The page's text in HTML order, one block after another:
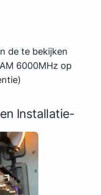
de te bekijken
6000MHz op
Installatie-